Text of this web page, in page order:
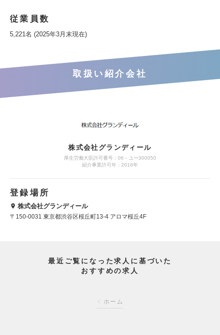
従業員数
5,221名 (2025年3月末現在)
取扱い紹介会社
株式会社グランディール
厚生労働大臣許可番号：06－ユー300050
紹介事業許可年：2016年
登録場所
株式会社グランディール
〒150-0031 東京都渋谷区桜丘町13-4 アロマ桜丘4F
最近ご覧になった求人に基づいた
おすすめの求人
ホーム